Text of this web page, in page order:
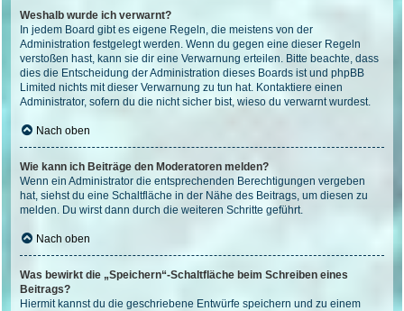
Weshalb wurde ich verwarnt?
In jedem Board gibt es eigene Regeln, die meistens von der
Administration festgelegt werden. Wenn du gegen eine dieser Regeln
verstoßen hast, kann sie dir eine Verwarnung erteilen. Bitte beachte, dass
dies die Entscheidung der Administration dieses Boards ist und phpBB
Limited nichts mit dieser Verwarnung zu tun hat. Kontaktiere einen
Administrator, sofern du die nicht sicher bist, wieso du verwarnt wurdest.
Nach oben
Wie kann ich Beiträge den Moderatoren melden?
Wenn ein Administrator die entsprechenden Berechtigungen vergeben
hat, siehst du eine Schaltfläche in der Nähe des Beitrags, um diesen zu
melden. Du wirst dann durch die weiteren Schritte geführt.
Nach oben
Was bewirkt die „Speichern“-Schaltfläche beim Schreiben eines
Beitrags?
Hiermit kannst du die geschriebene Entwürfe speichern und zu einem